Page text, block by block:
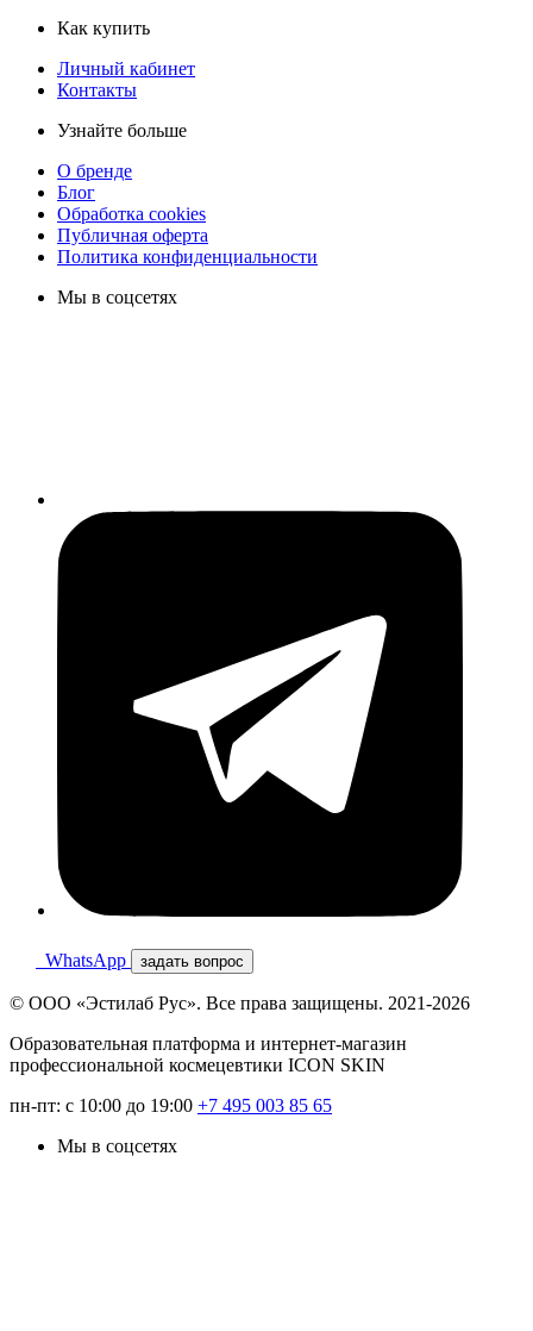
Как купить
Личный кабинет
Контакты
Узнайте больше
О бренде
Блог
Обработка cookies
Публичная оферта
Политика конфиденциальности
Мы в соцсетях
WhatsApp задать вопрос
© ООО «Эстилаб Рус». Все права защищены. 2021-2026
Образовательная платформа и интернет-магазин
профессиональной космецевтики ICON SKIN
пн-пт: с 10:00 до 19:00 +7 495 003 85 65
Мы в соцсетях